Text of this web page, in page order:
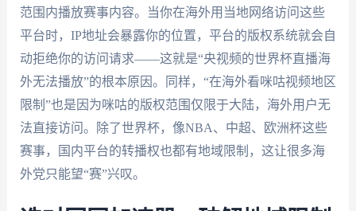
范围内播放赛事内容。当你在海外用当地网络访问这些
平台时，IP地址会暴露你的位置，平台的版权系统就会自
动拒绝你的访问请求——这就是“央视频的世界杯直播海
外无法播放”的根本原因。同样，“在海外看咪咕视频地区
限制”也是因为咪咕的版权范围仅限于大陆，海外用户无
法直接访问。除了世界杯，像NBA、中超、欧洲杯这些
赛事，国内平台的转播权也都有地域限制，这让很多海
外党只能望“赛”兴叹。